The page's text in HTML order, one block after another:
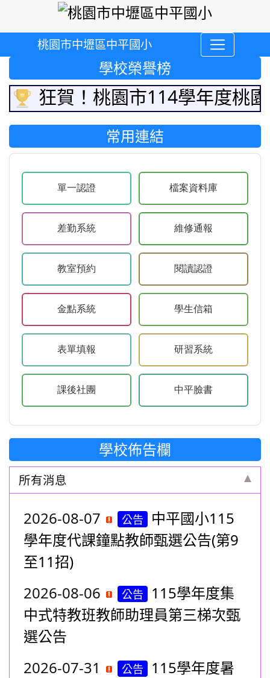
桃園市中壢區中平國小
學校榮譽榜
狂賀！桃園市114學年度桃園
常用連結
單一認證
單一認證 檔案資料庫
檔案資料庫
差勤系統
差勤系統 維修通報
維修通報
教室預約
教室預約 閱讀認證
閱讀認證
金點系統
金點系統 學生信箱
學生信箱
表單填報
表單填報 研習系統
研習系統
課後社團
課後社團 中平臉書
中平臉書
學校佈告欄
所有消息
2026-08-07 公告
中平國小115
學年度代課鐘點教師甄選公告(第9
至11招)
2026-08-06
公告
115學年度集
中式特教班教師助理員第三梯次甄
選公告
2026-07-31
公告
115學年度暑